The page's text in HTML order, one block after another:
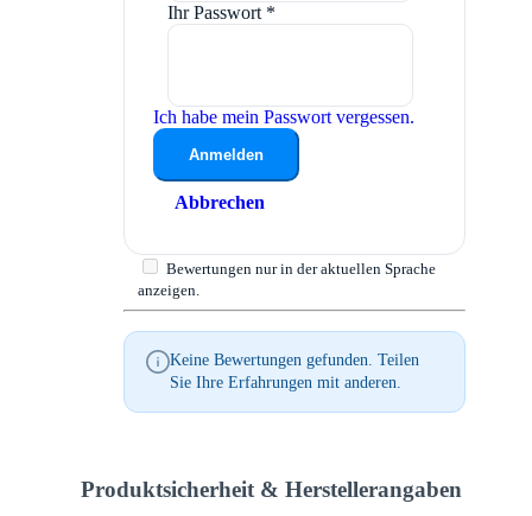
Ihr Passwort *
Ich habe mein Passwort vergessen.
Anmelden
Abbrechen
Bewertungen nur in der aktuellen Sprache
anzeigen.
Keine Bewertungen gefunden. Teilen
Sie Ihre Erfahrungen mit anderen.
Produktsicherheit & Herstellerangaben